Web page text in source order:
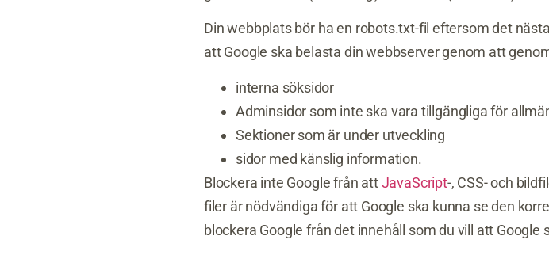
Din webbplats bör ha en robots.txt-fil eftersom det
att Google ska belasta din webbserver genom att
interna söksidor
Adminsidor som inte ska vara tillgängliga för
Sektioner som är under utveckling
sidor med känslig information.
Blockera inte Google från attJavaScript-, CSS- och
filer är nödvändiga för att Google ska kunna se den
blockera Google från det innehåll som du vill att Google